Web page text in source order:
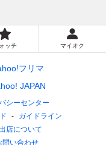
ッチ マイオク
フリマ
JAPAN
シーセンター
ガイドライン
店について
問い合わせ